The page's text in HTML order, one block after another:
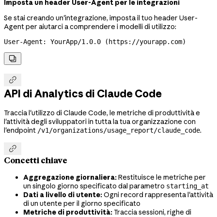
Imposta un header User-Agent per le integrazioni
Se stai creando un'integrazione, imposta il tuo header User-
Agent per aiutarci a comprendere i modelli di utilizzo:
User-Agent: YourApp/1.0.0 (https://yourapp.com)


API di Analytics di Claude Code
Traccia l'utilizzo di Claude Code, le metriche di produttività e
l'attività degli sviluppatori in tutta la tua organizzazione con
l'endpoint /v1/organizations/usage_report/claude_code.

Concetti chiave
Aggregazione giornaliera:Restituisce le metriche per
un singolo giorno specificato dal parametro starting_at
Dati a livello di utente:Ogni record rappresenta l'attività
di un utente per il giorno specificato
Metriche di produttività:Traccia sessioni, righe di